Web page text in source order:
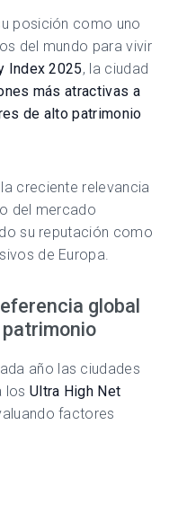
posición como uno
del mundo para vivir
Index 2025, la ciudad
más atractivas a
de alto patrimonio
creciente relevancia
del mercado
su reputación como
de Europa.
global
año las ciudades
los Ultra High Net
factores